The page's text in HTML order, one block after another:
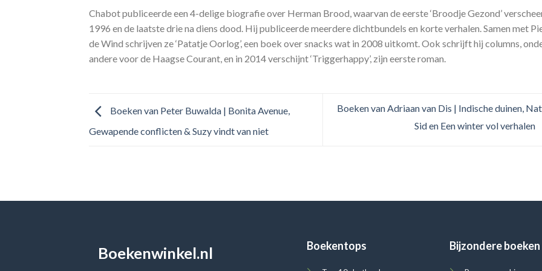
Chabot publiceerde een 4-delige biografie over Herman Brood, waarvan de eerste ‘Broodje Gezond’
1996 en de laatste drie na diens dood. Hij publiceerde meerdere dichtbundels en korte verhalen. Samen met
de Wind schrijven ze ‘Patatje Oorlog’, een boek over snacks wat in 2008 uitkomt. Ook schrijft hij columns,
andere voor de Haagse Courant, en in 2014 verschijnt ‘Triggerhappy’, zijn eerste roman.
Boeken van Peter Buwalda | Bonita Avenue,
Gewapende conflicten & Suzy vindt van niet
Boeken van Adriaan van Dis | Indische duinen,
Sid en Een winter vol verhalen
Boekenwinkel.nl Boekentops Bijzondere boeken